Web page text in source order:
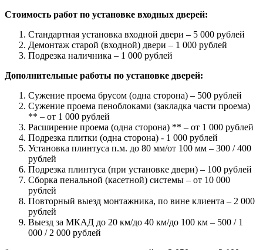
Стоимость работ по установке входных дверей:
Стандартная установка входной двери – 5 000 рублей
Демонтаж старой (входной) двери – 1 000 рублей
Подрезка наличника – 1 000 рублей
Дополнительные работы по установке дверей:
Сужение проема брусом (одна сторона) – 500 рублей
Сужение проема пеноблоками (закладка части проема)
** – от 1 000 рублей
Расширение проема (одна сторона) ** – от 1 000 рублей
Подрезка плитки (одна сторона) - 1 000 рублей
Установка плинтуса п.м. до 80 мм/от 100 мм – 300 / 400
рублей
Подрезка плинтуса (при установке двери) – 100 рублей
Сборка пенальной (касетной) системы – от 10 000
рублей
Повторный выезд монтажника, по вине клиента – 2 000
рублей
Выезд за МКАД до 20 км/до 40 км/до 100 км – 500 / 1
000 / 2 000 рублей